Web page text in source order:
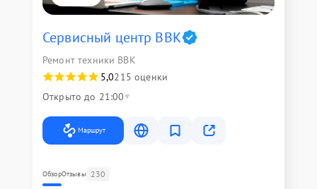
Сервисный центр BBK
Ремонт техники BBK
5,0215 оценки
Открыто до 21:00
Маршрут
ОбзорОтзывы 230